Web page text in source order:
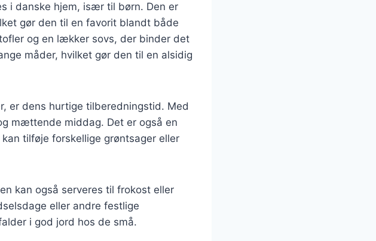
i danske hjem, især til børn. Den er
gør den til en favorit blandt både
og en lækker sovs, der binder det
måder, hvilket gør den til en alsidig
er dens hurtige tilberedningstid. Med
mættende middag. Det er også en
tilføje forskellige grøntsager eller
kan også serveres til frokost eller
eller andre festlige
i god jord hos de små.